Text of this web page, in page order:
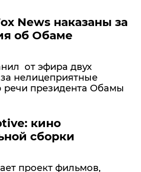
News наказаны за
об Обаме
от эфира двух
нелицеприятные
речи президента Обамы
кино
сборки
проект фильмов,